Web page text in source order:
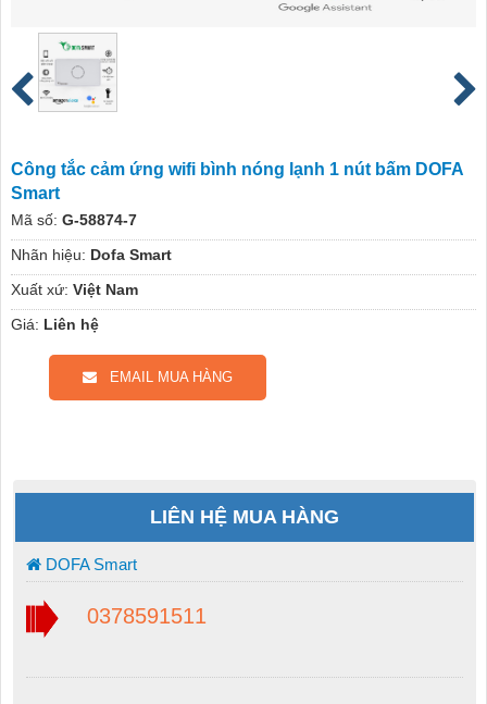
Công tắc cảm ứng wifi bình nóng lạnh 1 nút bấm DOFA
Smart
Mã số: G-58874-7
Nhãn hiệu: Dofa Smart
Xuất xứ: Việt Nam
Giá: Liên hệ
EMAIL MUA HÀNG
LIÊN HỆ MUA HÀNG
DOFA Smart
0378591511